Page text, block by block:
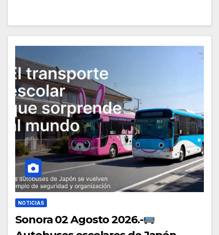
NOTICIAS
Sonora 02 Agosto 2026.-